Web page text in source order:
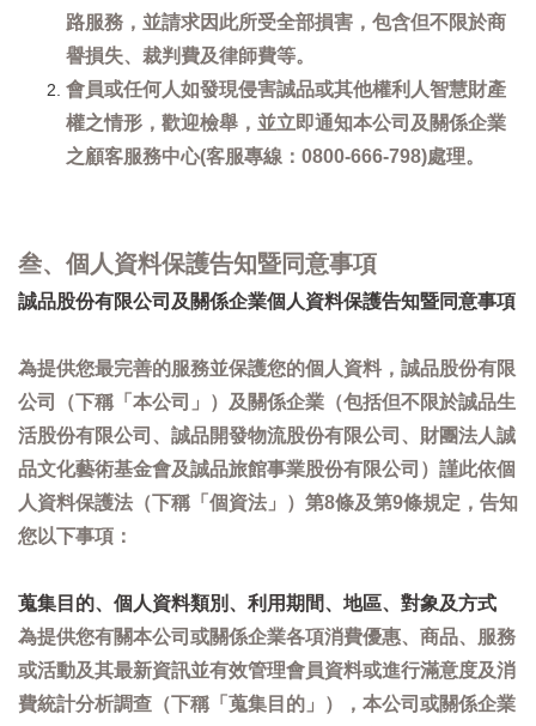
路服務，並請求因此所受全部損害，包含但不限於商
譽損失、裁判費及律師費等。
會員或任何人如發現侵害誠品或其他權利人智慧財產
權之情形，歡迎檢舉，並立即通知本公司及關係企業
之顧客服務中心(客服專線：0800-666-798)處理。
叁、個人資料保護告知暨同意事項
誠品股份有限公司及關係企業個人資料保護告知暨同意事項
為提供您最完善的服務並保護您的個人資料，誠品股份有限
公司（下稱「本公司」）及關係企業（包括但不限於誠品生
活股份有限公司、誠品開發物流股份有限公司、財團法人誠
品文化藝術基金會及誠品旅館事業股份有限公司）謹此依個
人資料保護法（下稱「個資法」）第8條及第9條規定，告知
您以下事項：
蒐集目的、個人資料類別、利用期間、地區、對象及方式
為提供您有關本公司或關係企業各項消費優惠、商品、服務
或活動及其最新資訊並有效管理會員資料或進行滿意度及消
費統計分析調查（下稱「蒐集目的」），本公司或關係企業